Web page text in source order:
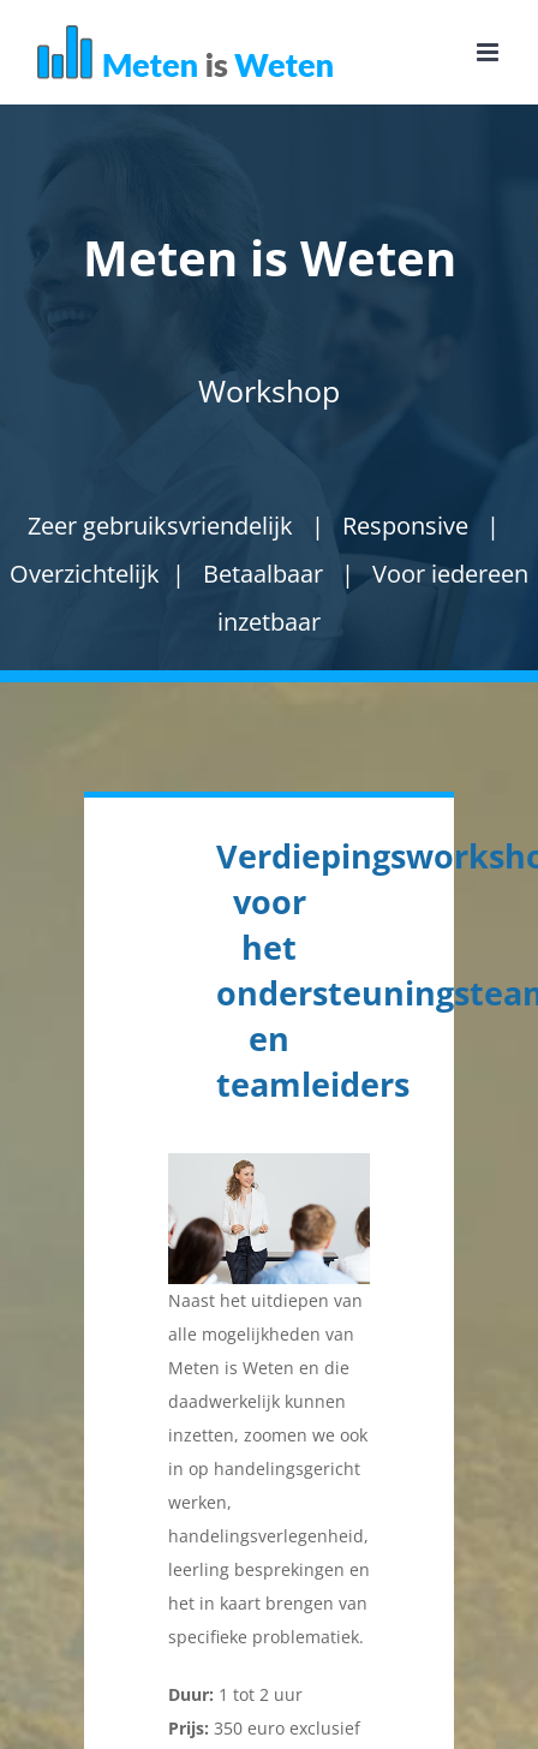
inhoud
Meten is Weten
Workshop
Zeer gebruiksvriendelijk | Responsive |
Overzichtelijk | Betaalbaar | Voor iedereen
inzetbaar
voor
het
en
teamleiders
Naast het uitdiepen van
alle mogelijkheden van
Meten is Weten en die
daadwerkelijk kunnen
inzetten, zoomen we ook
in op handelingsgericht
werken,
handelingsverlegenheid,
leerling besprekingen en
het in kaart brengen van
specifieke problematiek.
Duur: 1 tot 2 uur
Prijs: 350 euro exclusief